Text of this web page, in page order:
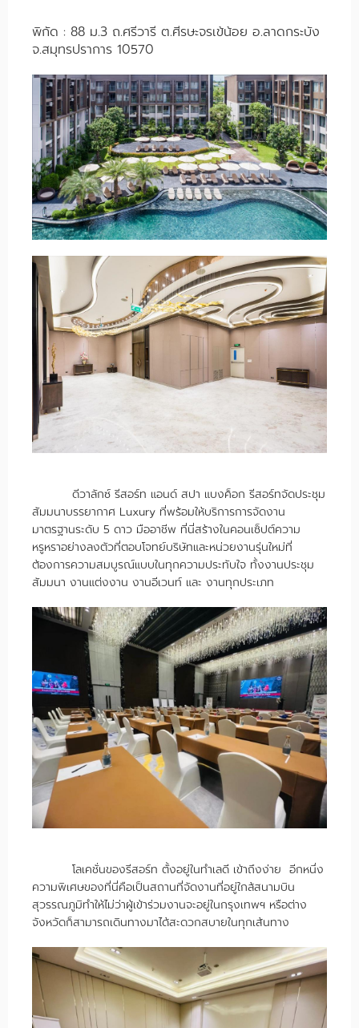
พิกัด : 88 ม.3 ถ.ศรีวารี ต.ศีรษะจรเข้น้อย อ.ลาดกระบัง
จ.สมุทรปราการ 10570
ดีวาลักซ์ รีสอร์ท แอนด์ สปา แบงค็อก รีสอร์ทจัดประชุม
สัมมนาบรรยากาศ Luxury ที่พร้อมให้บริการการจัดงาน
มาตรฐานระดับ 5 ดาว มืออาชีพ ที่นี่สร้างในคอนเซ็ปต์ความ
หรูหราอย่างลงตัวที่ตอบโจทย์บริษัทและหน่วยงานรุ่นใหม่ที่
ต้องการความสมบูรณ์แบบในทุกความประทับใจ ทั้งงานประชุม
สัมมนา งานแต่งงาน งานอีเวนท์ และ งานทุกประเภท
โลเคชั่นของรีสอร์ท ตั้งอยู่ในทำเลดี เข้าถึงง่าย อีกหนึ่ง
ความพิเศษของที่นี่คือเป็นสถานที่จัดงานที่อยู่ใกล้สนามบิน
สุวรรณภูมิทำให้ไม่ว่าผู้เข้าร่วมงานจะอยู่ในกรุงเทพฯ หรือต่าง
จังหวัดก็สามารถเดินทางมาได้สะดวกสบายในทุกเส้นทาง